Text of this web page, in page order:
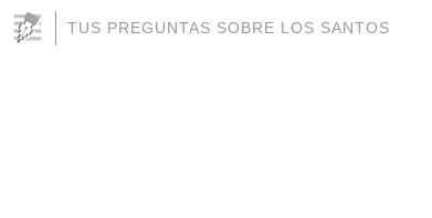
TUS PREGUNTAS SOBRE LOS SANTOS